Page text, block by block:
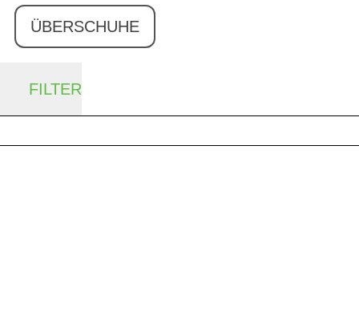
ÜBERSCHUHE
FILTER